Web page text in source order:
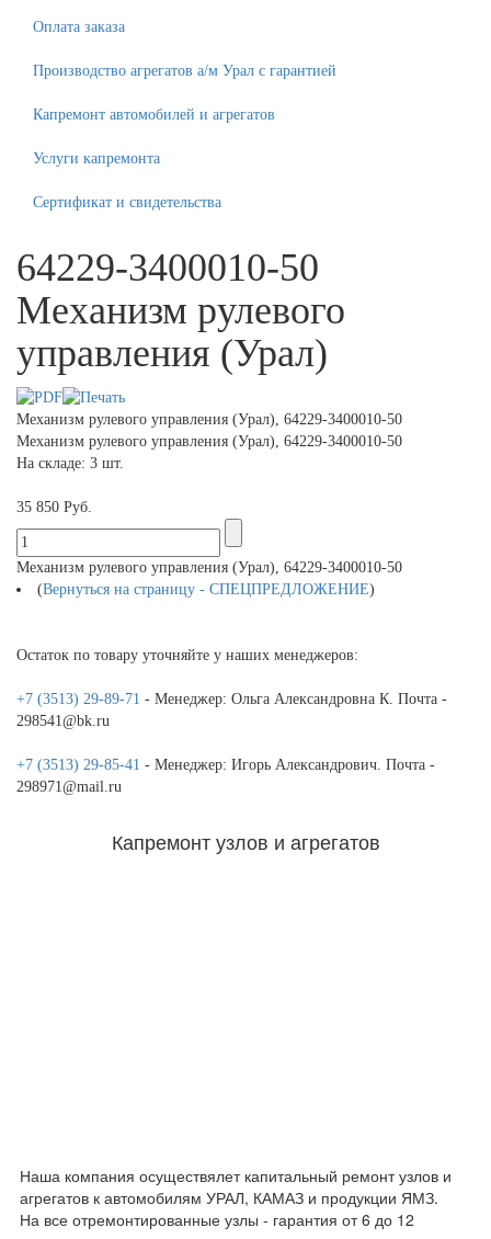
Оплата заказа
Производство агрегатов а/м Урал с гарантией
Капремонт автомобилей и агрегатов
Услуги капремонта
Сертификат и свидетельства
64229-3400010-50
Механизм рулевого
управления (Урал)
Механизм рулевого управления (Урал), 64229-3400010-50
Механизм рулевого управления (Урал), 64229-3400010-50
На складе: 3 шт.
35 850 Руб.
Механизм рулевого управления (Урал), 64229-3400010-50
(Вернуться на страницу - СПЕЦПРЕДЛОЖЕНИЕ)
Остаток по товару уточняйте у наших менеджеров:
+7 (3513) 29-89-71 - Менеджер: Ольга Александровна К. Почта -
298541@bk.ru
+7 (3513) 29-85-41 - Менеджер: Игорь Александрович. Почта -
298971@mail.ru
Капремонт узлов и агрегатов
Наша компания осуществялет капитальный ремонт узлов и
агрегатов к автомобилям УРАЛ, КАМАЗ и продукции ЯМЗ.
На все отремонтированные узлы - гарантия от 6 до 12